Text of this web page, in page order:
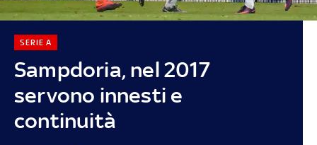
Sampdoria, nel 2017
servono innesti e
continuità
SERIE A